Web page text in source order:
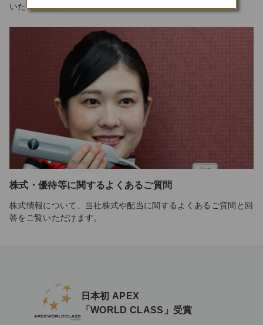
いただけます。
株式・優待等に関するよくあるご質問
株式情報について、当社株式や配当に関するよくあるご質問と回
答をご覧いただけます。
日本初 APEX
「WORLD CLASS」受賞